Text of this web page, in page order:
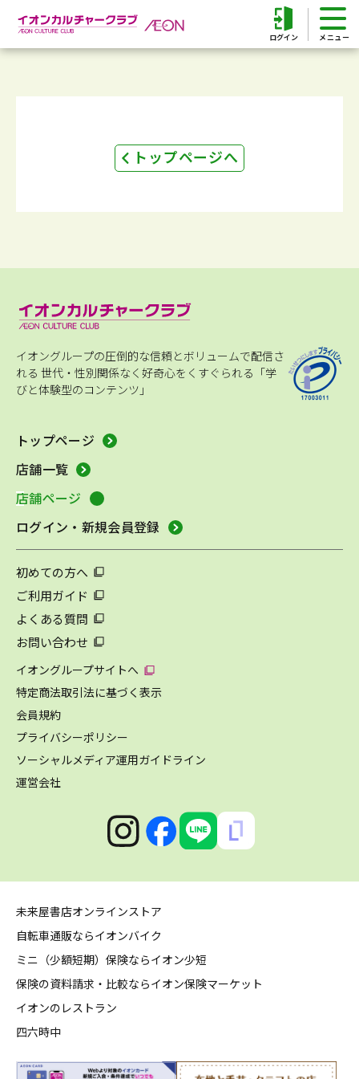
ログイン
トップページへ
イオングループの圧倒的な信頼とボリュームで配信さ
れる 世代・性別関係なく好奇心をくすぐられる「学
びと体験型のコンテンツ」
トップページ
店舗一覧
店舗ページ
ログイン・新規会員登録
初めての方へ
ご利用ガイド
よくある質問
お問い合わせ
イオングループサイトへ
特定商法取引法に基づく表示
会員規約
プライバシーポリシー
ソーシャルメディア運用ガイドライン
運営会社
未来屋書店オンラインストア
自転車通販ならイオンバイク
ミニ（少額短期）保険ならイオン少短
保険の資料請求・比較ならイオン保険マーケット
イオンのレストラン
四六時中